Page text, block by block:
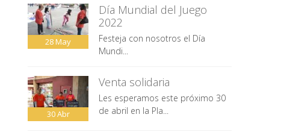
28May
Día Mundial del Juego
2022
Festeja con nosotros el Día
Mundi...
30Abr
Venta solidaria
Les esperamos este próximo 30
de abril en la Pla...